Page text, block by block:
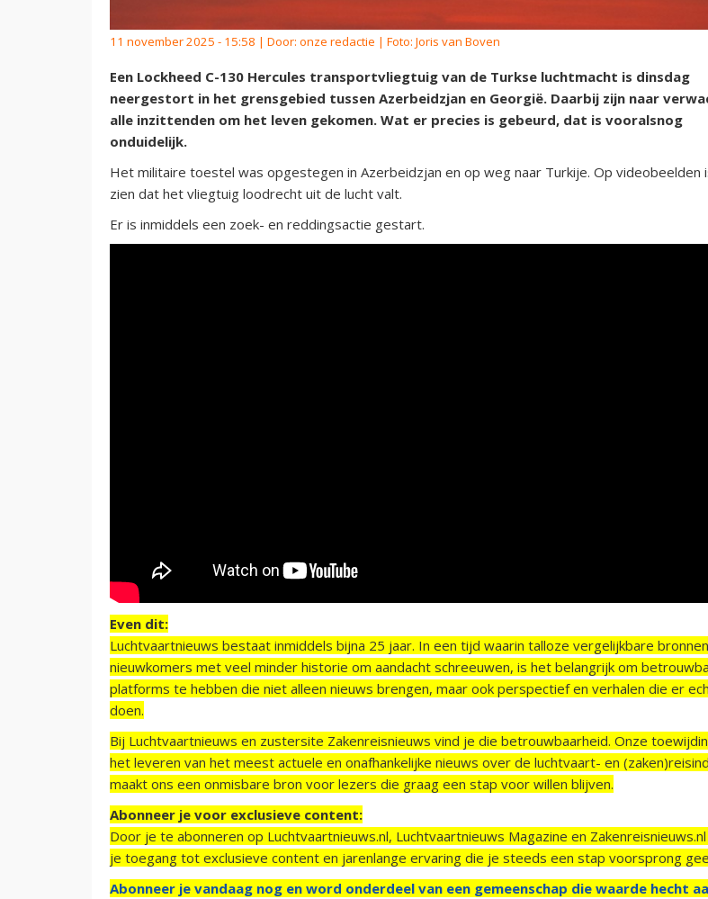
11 november 2025 - 15:58 | Door: onze redactie | Foto: Joris van Boven
Een Lockheed C-130 Hercules transportvliegtuig van de Turkse luchtmacht is dinsdag
neergestort in het grensgebied tussen Azerbeidzjan en Georgië. Daarbij zijn naar
alle inzittenden om het leven gekomen. Wat er precies is gebeurd, dat is vooralsnog
onduidelijk.
Het militaire toestel was opgestegen in Azerbeidzjan en op weg naar Turkije. Op videobeelden
zien dat het vliegtuig loodrecht uit de lucht valt.
Er is inmiddels een zoek- en reddingsactie gestart.
Even dit:
Luchtvaartnieuws bestaat inmiddels bijna 25 jaar. In een tijd waarin talloze vergelijkbare
nieuwkomers met veel minder historie om aandacht schreeuwen, is het belangrijk om
platforms te hebben die niet alleen nieuws brengen, maar ook perspectief en verhalen die er
doen.
Bij Luchtvaartnieuws en zustersite Zakenreisnieuws vind je die betrouwbaarheid. Onze
het leveren van het meest actuele en onafhankelijke nieuws over de luchtvaart- en
maakt ons een onmisbare bron voor lezers die graag een stap voor willen blijven.
Abonneer je voor exclusieve content:
Door je te abonneren op Luchtvaartnieuws.nl, Luchtvaartnieuws Magazine en
je toegang tot exclusieve content en jarenlange ervaring die je steeds een stap voorsprong
Abonneer je vandaag nog en word onderdeel van een gemeenschap die waarde hecht